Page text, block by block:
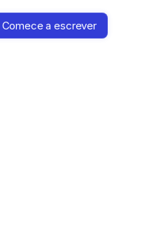
Comece a escrever